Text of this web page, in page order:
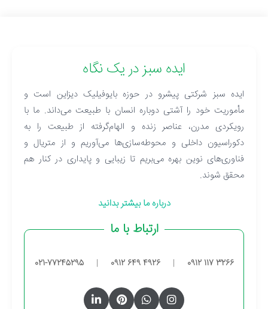
ایده سبز در یک نگاه
ایده سبز شرکتی پیشرو در حوزه بایوفیلیک دیزاین است و
مأموریت خود را آشتی دوباره انسان با طبیعت می‌داند. ما با
رویکردی مدرن، عناصر زنده و الهام‌گرفته از طبیعت را به
دکوراسیون داخلی و محوطه‌سازی‌ها می‌آوریم و از متریال و
فناوری‌های نوین بهره می‌بریم تا زیبایی و پایداری در کنار هم
محقق شوند.
درباره ما بیشتر بدانید
ارتباط با ما
0912 117 3266
|
0912 649 4926
|
021-77245295